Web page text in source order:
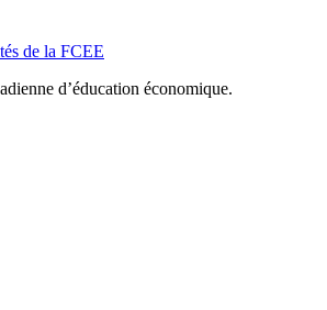
de la FCEE
d’éducation économique.